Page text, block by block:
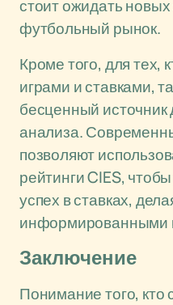
стоит ожидать новых
футбольный рынок.
Кроме того, для тех,
играми и ставками,
бесценный источник
анализа.
позволяют
рейтинги CIES,
успех в ставках,
информированными
Заключение
Понимание того, кто